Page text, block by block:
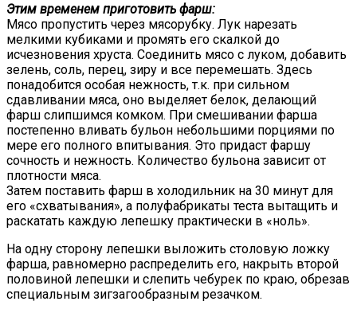
Этим временем приготовить фарш:
Мясо пропустить через мясорубку. Лук нарезать
мелкими кубиками и промять его скалкой до
исчезновения хруста. Соединить мясо с луком, добавить
зелень, соль, перец, зиру и все перемешать. Здесь
понадобится особая нежность, т.к. при сильном
сдавливании мяса, оно выделяет белок, делающий
фарш слипшимся комком. При смешивании фарша
постепенно вливать бульон небольшими порциями по
мере его полного впитывания. Это придаст фаршу
сочность и нежность. Количество бульона зависит от
плотности мяса.
Затем поставить фарш в холодильник на 30 минут для
его «схватывания», а полуфабрикаты теста вытащить и
раскатать каждую лепешку практически в «ноль».
На одну сторону лепешки выложить столовую ложку
фарша, равномерно распределить его, накрыть второй
половиной лепешки и слепить чебурек по краю, обрезав
специальным зигзагообразным резачком.